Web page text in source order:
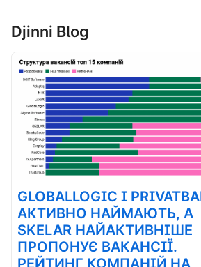
Djinni Blog
GLOBALLOGIC І
АКТИВНО НАЙМАЮТЬ, А
SKELAR НАЙАКТИВНІШЕ
ПРОПОНУЄ ВАКАНСІЇ.
РЕЙТИНГ КОМПАНІЙ НА